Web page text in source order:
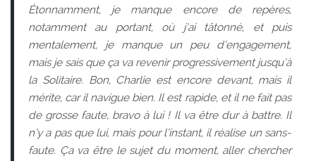
Étonnamment, je manque encore de repères,
notamment au portant, où j’ai tâtonné, et puis
mentalement, je manque un peu d’engagement,
mais je sais que ça va revenir progressivement jusqu’à
la Solitaire. Bon, Charlie est encore devant, mais il
mérite, car il navigue bien. Il est rapide, et il ne fait pas
de grosse faute, bravo à lui ! Il va être dur à battre. Il
n’y a pas que lui, mais pour l’instant, il réalise un sans-
faute. Ça va être le sujet du moment, aller chercher